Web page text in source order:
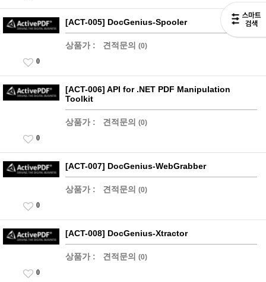
[ACT-005] DocGenius-Spooler
상품가 : 견적문의 (0)
0
[ACT-006] API for .NET PDF Manipulation
Toolkit
상품가 : 견적문의 (0)
0
[ACT-007] DocGenius-WebGrabber
상품가 : 견적문의 (0)
0
[ACT-008] DocGenius-Xtractor
상품가 : 견적문의 (0)
0